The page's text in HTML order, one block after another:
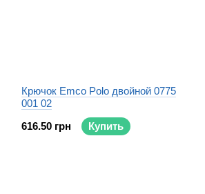
Крючок Emco Polo двойной 0775
001 02
616.50 грн
Купить